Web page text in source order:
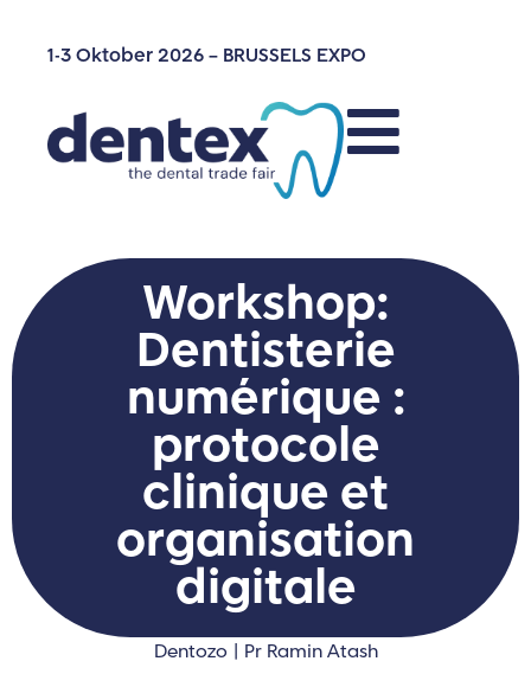
1-3 Oktober 2026 – BRUSSELS EXPO
Workshop:
Dentisterie
numérique :
protocole
clinique et
organisation
digitale
Dentozo | Pr Ramin Atash